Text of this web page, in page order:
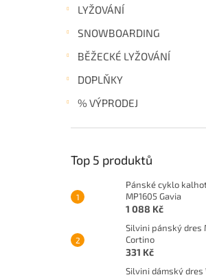
LYŽOVÁNÍ
SNOWBOARDING
BĚŽECKÉ LYŽOVÁNÍ
DOPLŇKY
% VÝPRODEJ
Top 5 produktů
Pánské cyklo
MP1605 Gavia
1 088 Kč
Silvini pánský dres
Cortino
331 Kč
Silvini dámský dres